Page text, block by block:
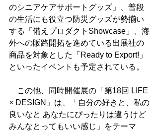
のシニアケアサポートグッズ」、普段
の生活にも役立つ防災グッズが勢揃い
する「備えプロダクトShowcase」、海
外への販路開拓を進めている出展社の
商品を対象とした「Ready to Export!」
といったイベントも予定されている。
この他、同時開催展の「第18回 LIFE
× DESIGN」は、「自分の好きと、私の
良いなと あなたにぴったりは違うけど
みんなとってもいい感じ」をテーマ